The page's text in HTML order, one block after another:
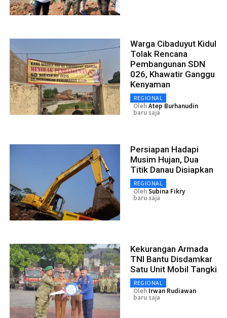
Warga Cibaduyut Kidul
Tolak Rencana
Pembangunan SDN
026, Khawatir Ganggu
Kenyaman
REGIONAL
OlehAtep Burhanudin
baru saja
Persiapan Hadapi
Musim Hujan, Dua
Titik Danau Disiapkan
REGIONAL
OlehSubina Fikry
baru saja
Kekurangan Armada
TNI Bantu Disdamkar
Satu Unit Mobil Tangki
REGIONAL
Oleh Irwan Rudiawan
baru saja